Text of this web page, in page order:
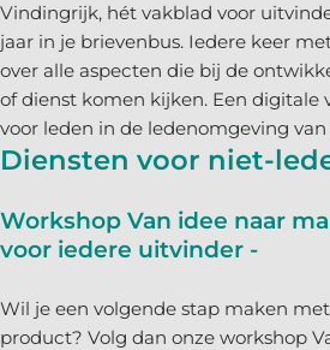
Vindingrijk, hét vakblad voor
jaar in je brievenbus. Iedere keer
over alle aspecten die bij de
of dienst komen kijken. Een digitale
voor leden in de ledenomgeving
Diensten voor niet-
Workshop Van idee naar
voor iedere uitvinder -
Wil je een volgende stap maken
product? Volg dan onze workshop